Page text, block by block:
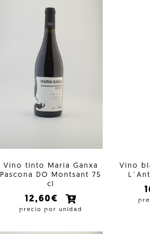
Vino tinto Maria Ganxa
Pascona DO Montsant 75
cl
12,60€
precio por unidad
Vino